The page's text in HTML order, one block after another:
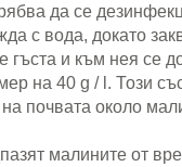
да се
с вода, докато
гъста и към нея се
на 40 g / l. Този
почвата около
малините от